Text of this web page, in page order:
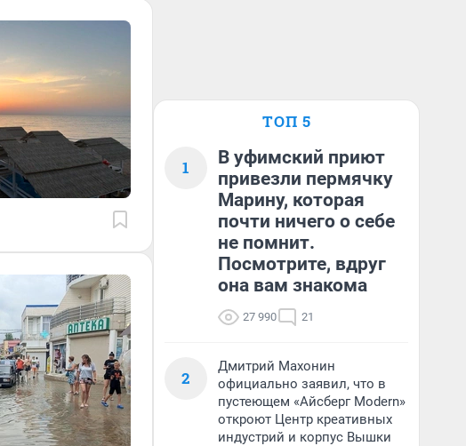
ТОП 5
1
В уфимский приют
привезли пермячку
Марину, которая
почти ничего о себе
не помнит.
Посмотрите, вдруг
она вам знакома
27 990 21
2
Дмитрий Махонин
официально заявил, что в
пустеющем «Айсберг Modern»
откроют Центр креативных
индустрий и корпус Вышки